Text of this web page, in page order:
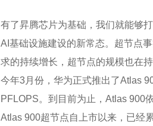
有了昇腾芯片为基础，我们就能够
AI基础设施建设的新常态。超节点
求的持续增长，超节点的规模也在持
今年3月份，华为正式推出了Atlas
PFLOPS。到目前为止，Atlas 900
Atlas 900超节点自上市以来，已经